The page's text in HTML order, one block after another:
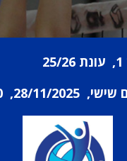
11/2025, 15:30